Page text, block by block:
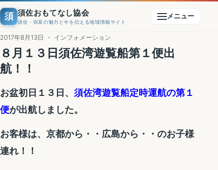
須 須佐おもてなし協会
須佐・弥富の魅力と今を伝える地域情報サイト
メニュー
2017年8月13日 ・ インフォメーション
８月１３日須佐湾遊覧船第１便出
航！！
お盆初日１３日、 須佐湾遊覧船定時運航の第１
便が出航しました。
お客様は、京都から・・広島から・・のお子様
連れ！！